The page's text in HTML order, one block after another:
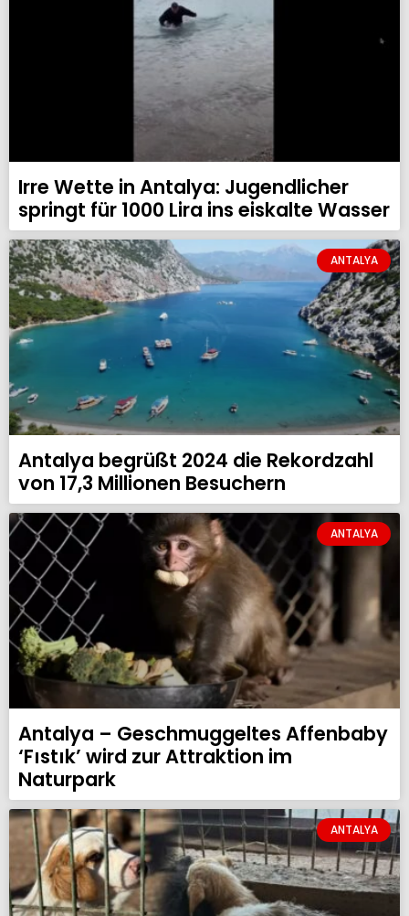
Irre Wette in Antalya: Jugendlicher
springt für 1000 Lira ins eiskalte Wasser
ANTALYA
Antalya begrüßt 2024 die Rekordzahl
von 17,3 Millionen Besuchern
ANTALYA
Antalya – Geschmuggeltes Affenbaby
‘Fıstık’ wird zur Attraktion im
Naturpark
ANTALYA